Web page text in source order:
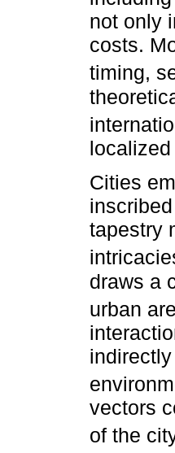
not only
costs.
timing,
Cities
tapestry
draws a
urban
vectors
of the